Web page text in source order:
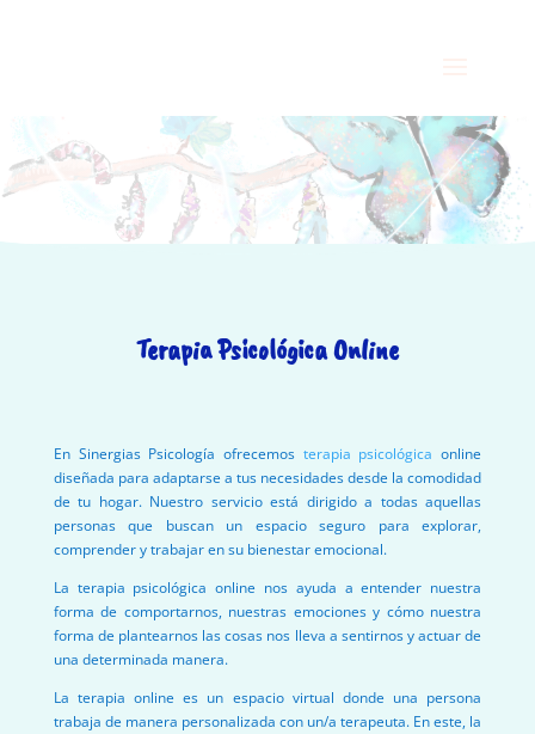
Servicios
Terapia Psicológica Online
En Sinergias Psicología ofrecemos terapia psicológica online
diseñada para adaptarse a tus necesidades desde la comodidad
de tu hogar. Nuestro servicio está dirigido a todas aquellas
personas que buscan un espacio seguro para explorar,
comprender y trabajar en su bienestar emocional.
La terapia psicológica online nos ayuda a entender nuestra
forma de comportarnos, nuestras emociones y cómo nuestra
forma de plantearnos las cosas nos lleva a sentirnos y actuar de
una determinada manera.
La terapia online es un espacio virtual donde una persona
trabaja de manera personalizada con un/a terapeuta. En este, la